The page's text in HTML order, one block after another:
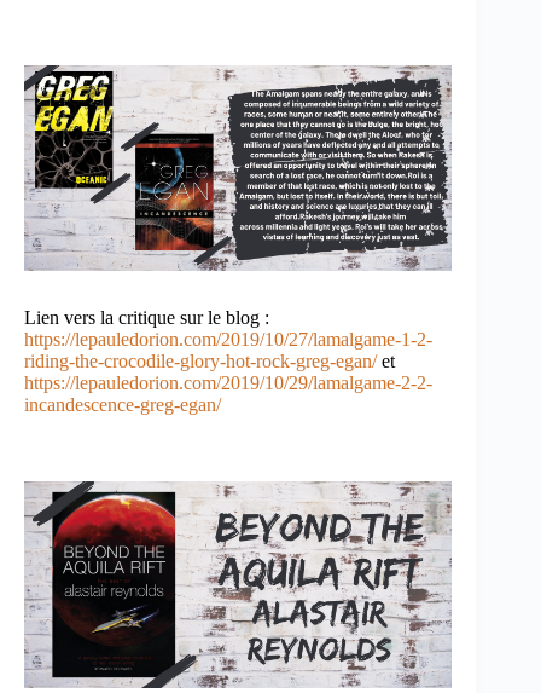
Lien vers la critique sur le blog :
https://lepauledorion.com/2019/10/27/lamalgame-1-2-
riding-the-crocodile-glory-hot-rock-greg-egan/et
https://lepauledorion.com/2019/10/29/lamalgame-2-2-
incandescence-greg-egan/